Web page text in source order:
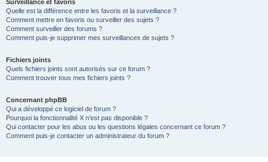
Surveillance et favoris
Quelle est la différence entre les favoris et la surveillance ?
Comment mettre en favoris ou surveiller des sujets ?
Comment surveiller des forums ?
Comment puis-je supprimer mes surveillances de sujets ?
Fichiers joints
Quels fichiers joints sont autorisés sur ce forum ?
Comment trouver tous mes fichiers joints ?
Concernant phpBB
Qui a développé ce logiciel de forum ?
Pourquoi la fonctionnalité X n’est pas disponible ?
Qui contacter pour les abus ou les questions légales concernant ce forum ?
Comment puis-je contacter un administrateur du forum ?